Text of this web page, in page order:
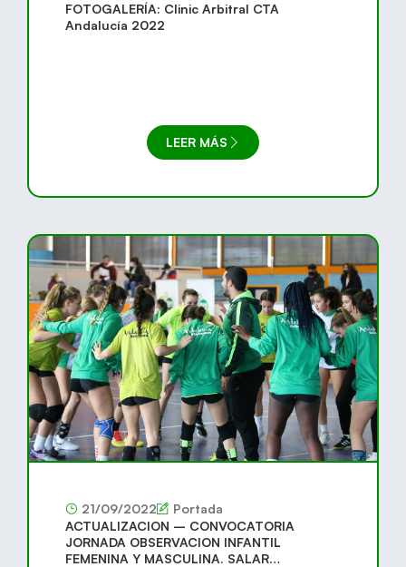
FOTOGALERÍA: Clinic Arbitral CTA
Andalucía 2022
LEER MÁS
21/09/2022
Portada
ACTUALIZACION – CONVOCATORIA
JORNADA OBSERVACION INFANTIL
FEMENINA Y MASCULINA. SALAR